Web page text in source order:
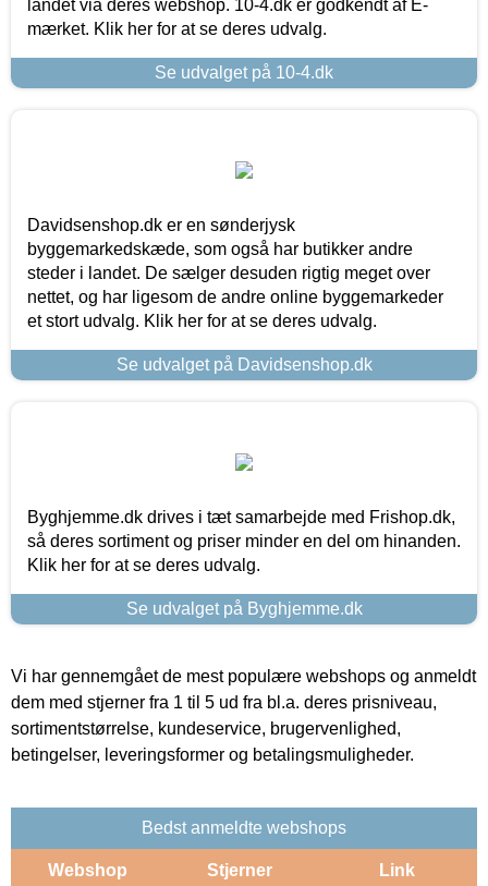
landet via deres webshop. 10-4.dk er godkendt af E-
mærket. Klik her for at se deres udvalg.
Se udvalget på 10-4.dk
Davidsenshop.dk er en sønderjysk
byggemarkedskæde, som også har butikker andre
steder i landet. De sælger desuden rigtig meget over
nettet, og har ligesom de andre online byggemarkeder
et stort udvalg. Klik her for at se deres udvalg.
Se udvalget på Davidsenshop.dk
Byghjemme.dk drives i tæt samarbejde med Frishop.dk,
så deres sortiment og priser minder en del om hinanden.
Klik her for at se deres udvalg.
Se udvalget på Byghjemme.dk
Vi har gennemgået de mest populære webshops og anmeldt
dem med stjerner fra 1 til 5 ud fra bl.a. deres prisniveau,
sortimentstørrelse, kundeservice, brugervenlighed,
betingelser, leveringsformer og betalingsmuligheder.
Bedst anmeldte webshops
Webshop Stjerner Link